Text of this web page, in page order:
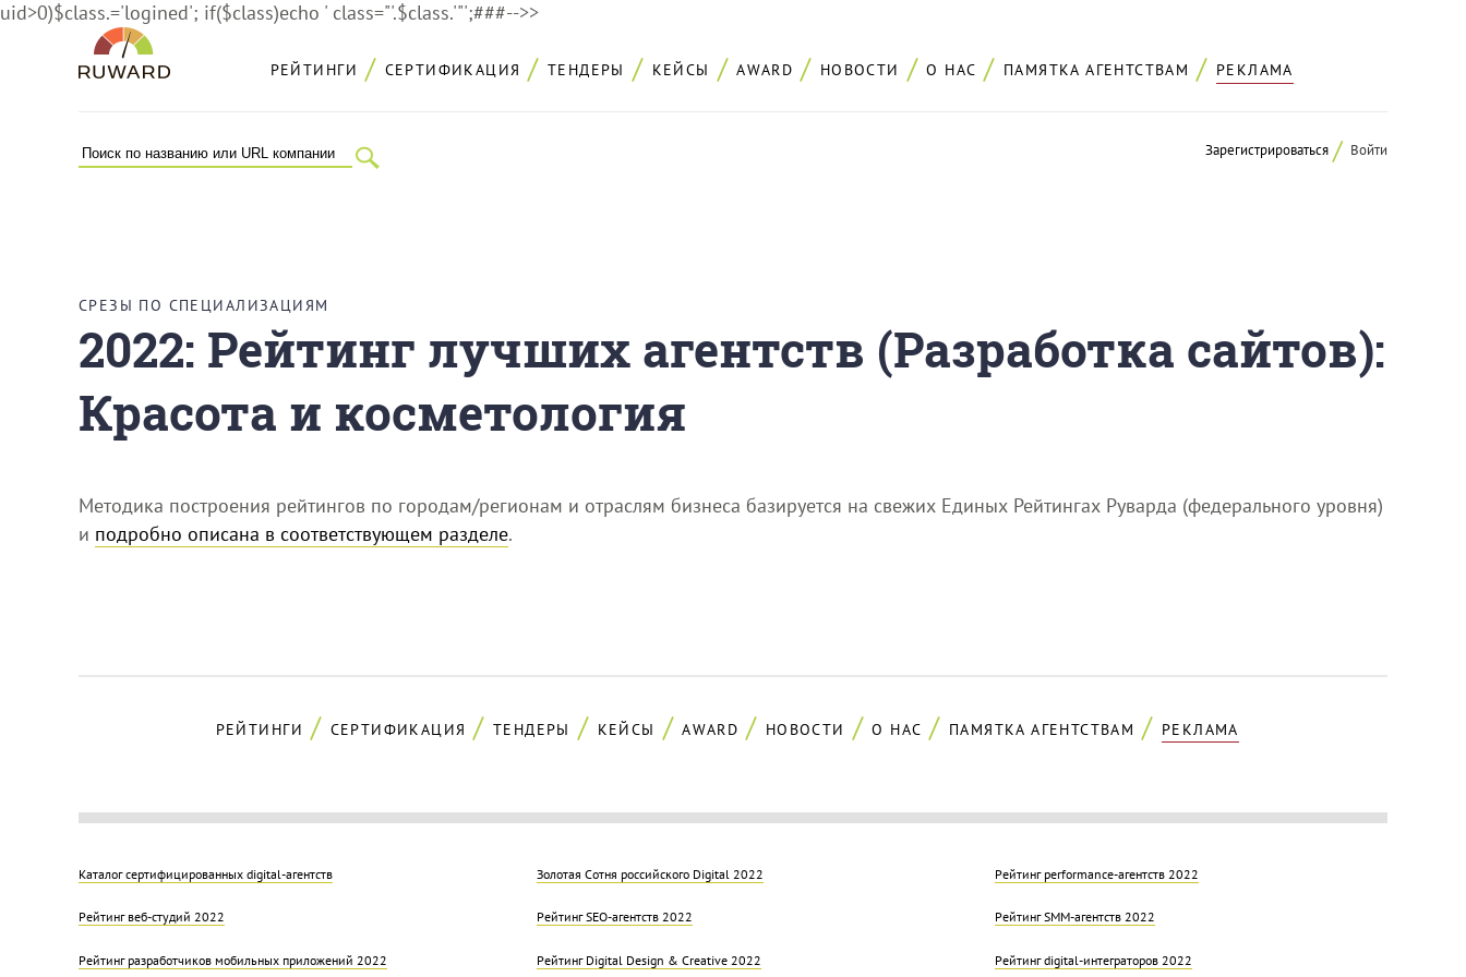
uid>0)$class.='logined'; if($class)echo ' class="'.$class.'"';###-->>
РЕЙТИНГИ СЕРТИФИКАЦИЯ ТЕНДЕРЫ КЕЙСЫ AWARD НОВОСТИ О НАС ПАМЯТКА АГЕНТСТВАМ РЕКЛАМА
Зарегистрироваться Войти
СРЕЗЫ ПО СПЕЦИАЛИЗАЦИЯМ
2022: Рейтинг лучших агентств (Разработка сайтов):
Красота и косметология
Методика построения рейтингов по городам/регионам и отраслям бизнеса базируется на свежих Единых Рейтингах Руварда (федерального уровня)
и подробно описана в соответствующем разделе.
РЕЙТИНГИ СЕРТИФИКАЦИЯ ТЕНДЕРЫ КЕЙСЫ AWARD НОВОСТИ О НАС ПАМЯТКА АГЕНТСТВАМ РЕКЛАМА
Каталог сертифицированных digital-агентств Золотая Cотня российского Digital 2022 Рейтинг performance-агентств 2022
Рейтинг веб-студий 2022 Рейтинг SEO-агентств 2022 Рейтинг SMM-агентств 2022
Рейтинг разработчиков мобильных приложений 2022 Рейтинг Digital Design & Creative 2022 Рейтинг digital-интеграторов 2022